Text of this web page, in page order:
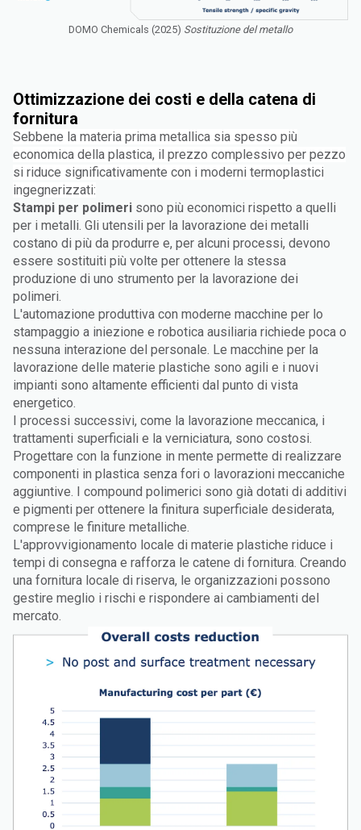
DOMO Chemicals (2025) Sostituzione del metallo
Ottimizzazione dei costi e della catena di
fornitura
Sebbene la materia prima metallica sia spesso più
economica della plastica, il prezzo complessivo per pezzo
si riduce significativamente con i moderni termoplastici
ingegnerizzati:
Stampi per polimeri sono più economici rispetto a quelli
per i metalli. Gli utensili per la lavorazione dei metalli
costano di più da produrre e, per alcuni processi, devono
essere sostituiti più volte per ottenere la stessa
produzione di uno strumento per la lavorazione dei
polimeri.
L'automazione produttiva con moderne macchine per lo
stampaggio a iniezione e robotica ausiliaria richiede poca o
nessuna interazione del personale. Le macchine per la
lavorazione delle materie plastiche sono agili e i nuovi
impianti sono altamente efficienti dal punto di vista
energetico.
I processi successivi, come la lavorazione meccanica, i
trattamenti superficiali e la verniciatura, sono costosi.
Progettare con la funzione in mente permette di realizzare
componenti in plastica senza fori o lavorazioni meccaniche
aggiuntive. I compound polimerici sono già dotati di additivi
e pigmenti per ottenere la finitura superficiale desiderata,
comprese le finiture metalliche.
L'approvvigionamento locale di materie plastiche riduce i
tempi di consegna e rafforza le catene di fornitura. Creando
una fornitura locale di riserva, le organizzazioni possono
gestire meglio i rischi e rispondere ai cambiamenti del
mercato.